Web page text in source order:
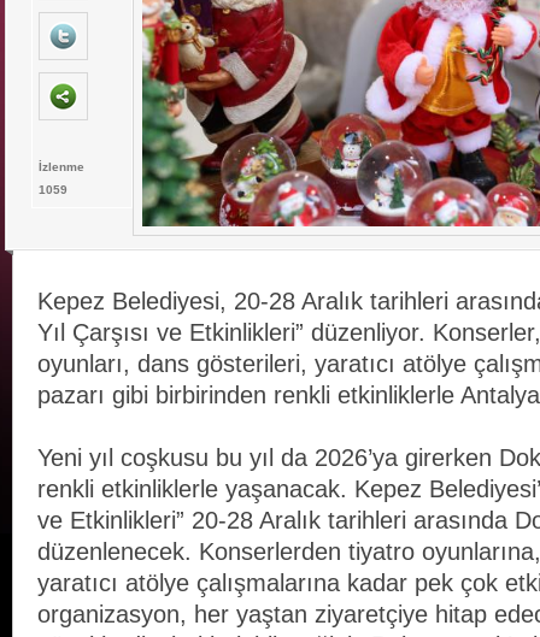
İzlenme
1059
Kepez Belediyesi, 20-28 Aralık tarihleri
Yıl Çarşısı ve Etkinlikleri” düzenliyor.
oyunları, dans gösterileri, yaratıcı atölye
pazarı gibi birbirinden renkli etkinliklerle
Yeni yıl coşkusu bu yıl da 2026’ya girerken
renkli etkinliklerle yaşanacak. Kepez
ve Etkinlikleri” 20-28 Aralık tarihleri arasında
düzenlenecek. Konserlerden tiyatro
yaratıcı atölye çalışmalarına kadar pek çok
organizasyon, her yaştan ziyaretçiye hitap